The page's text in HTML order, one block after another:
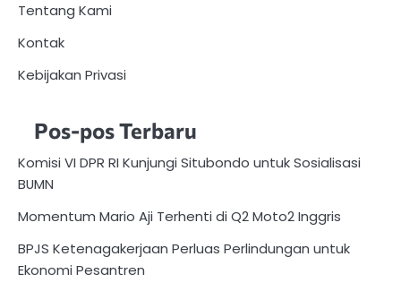
Tentang Kami
Kontak
Kebijakan Privasi
Pos-pos Terbaru
Komisi VI DPR RI Kunjungi Situbondo untuk Sosialisasi
BUMN
Momentum Mario Aji Terhenti di Q2 Moto2 Inggris
BPJS Ketenagakerjaan Perluas Perlindungan untuk
Ekonomi Pesantren